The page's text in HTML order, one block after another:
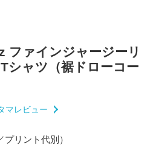
ファインジャージーリ
シャツ（裾ドローコー
マレビュー
プリント代別）